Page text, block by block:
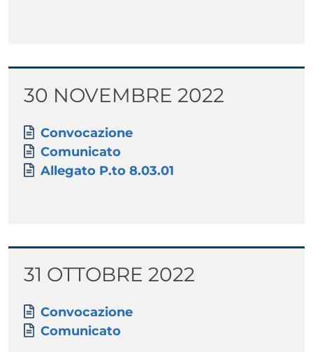
Titolo
30 NOVEMBRE 2022
Paragrafo
Allegati
Documento
Convocazione
Documento
Comunicato
Documento
Allegato P.to 8.03.01
Titolo
31 OTTOBRE 2022
Paragrafo
Allegati
Documento
Convocazione
Documento
Comunicato